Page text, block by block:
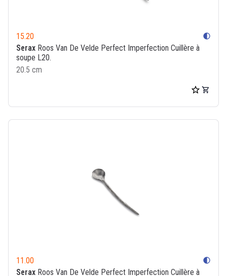
15.20 contrast
Serax Roos Van De Velde Perfect Imperfection Cuillère à
soupe L20.
20.5 cm
11.00 contrast
Serax Roos Van De Velde Perfect Imperfection Cuillère à